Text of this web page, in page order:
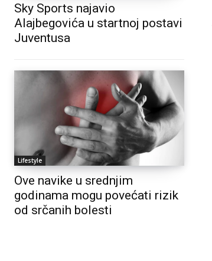
Sky Sports najavio
Alajbegovića u startnoj postavi
Juventusa
Lifestyle
Ove navike u srednjim
godinama mogu povećati rizik
od srčanih bolesti